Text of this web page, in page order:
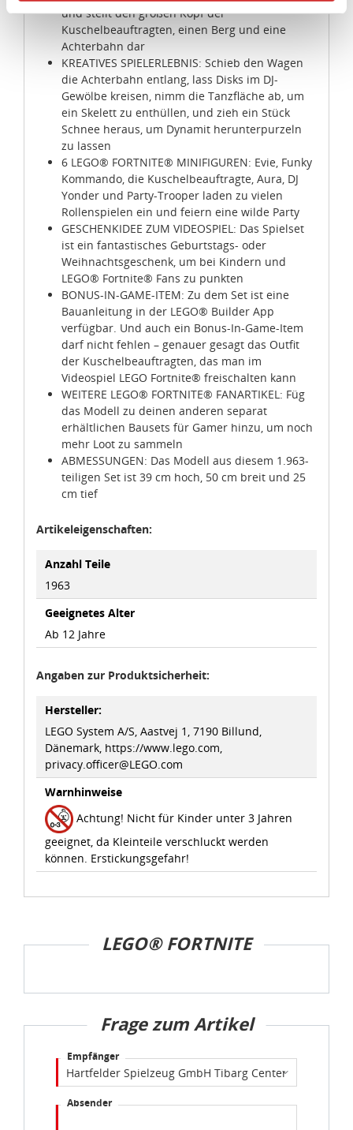
Kommission erfasst wird, und daher kein angemessenes
Schutzniveau für personenbezogene Daten bietet. Durch
die Verwendung von Standarddatenschutzklauseln in
Verbindung mit zusätzlichen Maßnahmen zur Sicherung
eines angemessenen Schutzniveaus, garantieren wir,
dass die Datenschutzvorgaben der EU auch bei der
Verarbeitung von Daten in den USA eingehalten werden.
Sie können die Cookie-Einwilligung jederzeit links unten
auf Ihrem Bildschirm anpassen und damit widerrufen.
idee+spiel Betriebs-GmbH
DatenschutzbestimmungenundImpressum
und stellt den großen Kopf der
Kuschelbeauftragten, einen Berg und eine
Achterbahn dar
KREATIVES SPIELERLEBNIS: Schieb den Wagen
die Achterbahn entlang, lass Disks im DJ-
Gewölbe kreisen, nimm die Tanzfläche ab, um
ein Skelett zu enthüllen, und zieh ein Stück
Schnee heraus, um Dynamit herunterpurzeln
zu lassen
6 LEGO® FORTNITE® MINIFIGUREN: Evie, Funky
Kommando, die Kuschelbeauftragte, Aura, DJ
Yonder und Party-Trooper laden zu vielen
Rollenspielen ein und feiern eine wilde Party
GESCHENKIDEE ZUM VIDEOSPIEL: Das Spielset
ist ein fantastisches Geburtstags- oder
Weihnachtsgeschenk, um bei Kindern und
LEGO® Fortnite® Fans zu punkten
BONUS-IN-GAME-ITEM: Zu dem Set ist eine
Bauanleitung in der LEGO® Builder App
verfügbar. Und auch ein Bonus-In-Game-Item
darf nicht fehlen – genauer gesagt das Outfit
der Kuschelbeauftragten, das man im
Videospiel LEGO Fortnite® freischalten kann
WEITERE LEGO® FORTNITE® FANARTIKEL: Füg
das Modell zu deinen anderen separat
erhältlichen Bausets für Gamer hinzu, um noch
mehr Loot zu sammeln
ABMESSUNGEN: Das Modell aus diesem 1.963-
teiligen Set ist 39 cm hoch, 50 cm breit und 25
cm tief
Artikeleigenschaften:
Anzahl Teile
1963
Geeignetes Alter
Ab 12 Jahre
Angaben zur Produktsicherheit:
Hersteller:
LEGO System A/S, Aastvej 1, 7190 Billund,
Dänemark, https://www.lego.com,
privacy.officer@LEGO.com
Warnhinweise
Achtung! Nicht für Kinder unter 3 Jahren
geeignet, da Kleinteile verschluckt werden
können. Erstickungsgefahr!
LEGO® FORTNITE
Frage zum Artikel
Empfänger
Absender